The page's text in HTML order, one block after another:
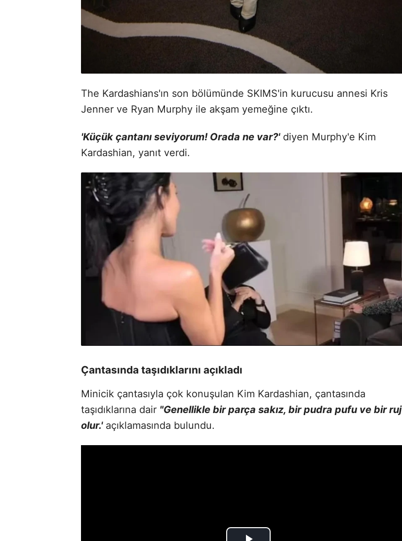
The Kardashians'ın son bölümünde SKIMS'in kurucusu annesi Kris
Jenner ve Ryan Murphy ile akşam yemeğine çıktı.
'Küçük çantanı seviyorum! Orada ne var?'diyen Murphy'e Kim
Kardashian, yanıt verdi.
Çantasında taşıdıklarını açıkladı
Minicik çantasıyla çok konuşulan Kim Kardashian, çantasında
taşıdıklarına dair "Genellikle bir parça sakız, bir pudra pufu ve bir ruj
olur.'açıklamasında bulundu.